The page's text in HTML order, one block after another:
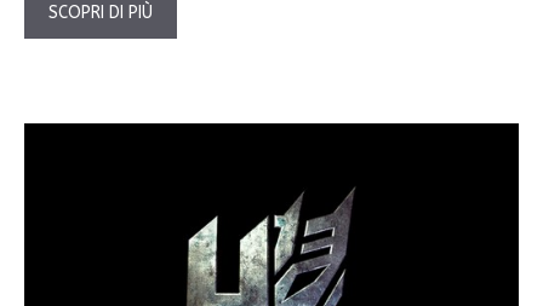
SCOPRI DI PIÙ